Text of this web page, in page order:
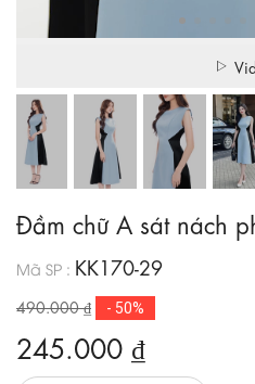
Đầm chữ A sát nách
Mã SP : KK170-29
490.000 ₫ - 50%
245.000 ₫